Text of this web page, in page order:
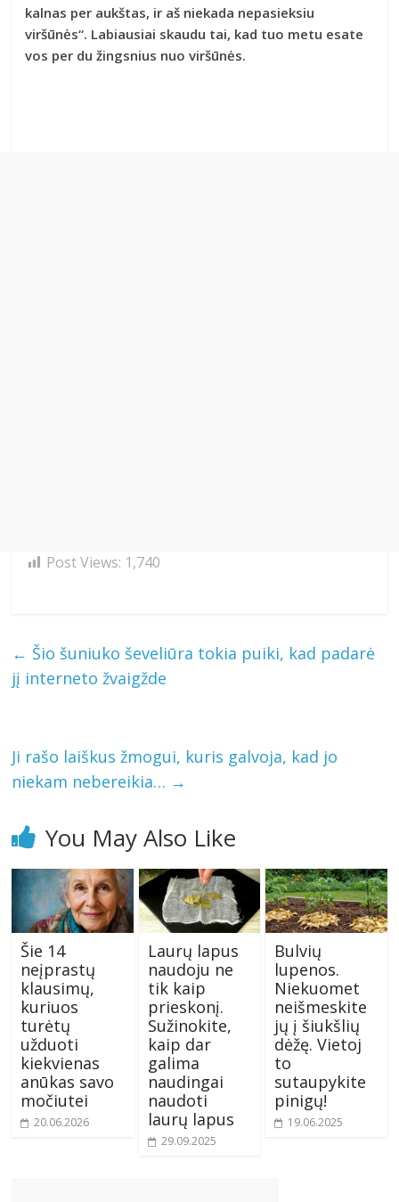
kalnas per aukštas, ir aš niekada nepasieksiu
viršūnės“. Labiausiai skaudu tai, kad tuo metu esate
vos per du žingsnius nuo viršūnės.
Post Views: 1,740
← Šio šuniuko ševeliūra tokia puiki, kad padarė
jį interneto žvaigžde
Ji rašo laiškus žmogui, kuris galvoja, kad jo
niekam nebereikia… →
You May Also Like
Šie 14
neįprastų
klausimų,
kuriuos
turėtų
užduoti
kiekvienas
anūkas savo
močiutei
20.06.2026
Laurų lapus
naudoju ne
tik kaip
prieskonį.
Sužinokite,
kaip dar
galima
naudingai
naudoti
laurų lapus
29.09.2025
Bulvių
lupenos.
Niekuomet
neišmeskite
jų į šiukšlių
dėžę. Vietoj
to
sutaupykite
pinigų!
19.06.2025